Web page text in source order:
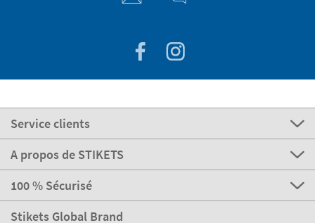
Service clients
A propos de STIKETS
100 % Sécurisé
Stikets Global Brand